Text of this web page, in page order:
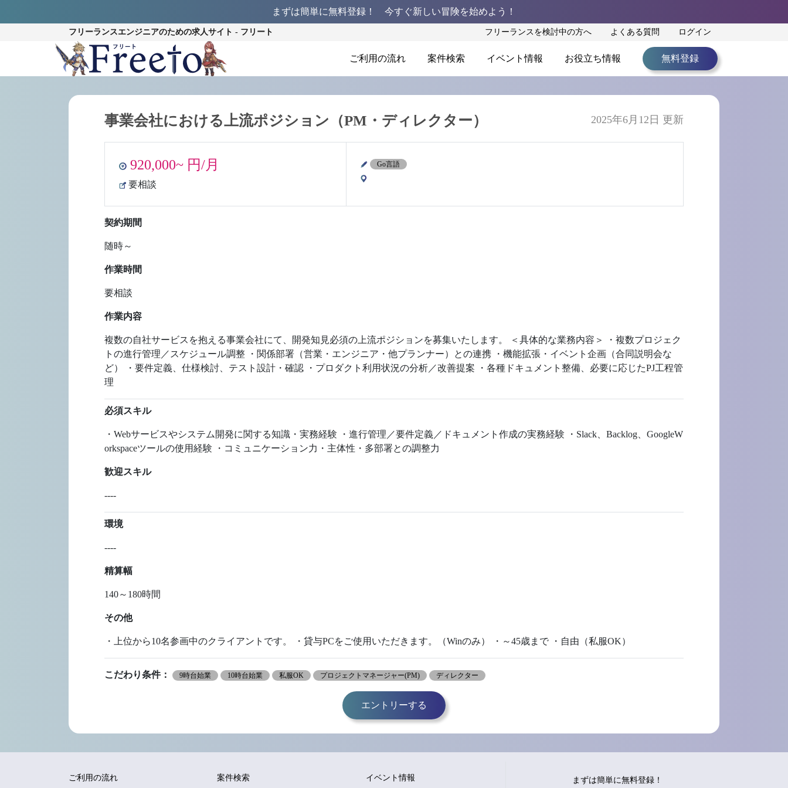
まずは簡単に無料登録！ 今すぐ新しい冒険を始めよう！
フリーランスエンジニアのための求人サイト - フリート フリーランスを検討中の方へ よくある質問 ログイン
ご利用の流れ 案件検索 イベント情報 お役立ち情報 無料登録
事業会社における上流ポジション（PM・ディレクター） 2025年6月12日 更新
920,000~ 円/月
要相談
Go言語
契約期間
随時～
作業時間
要相談
作業内容
複数の自社サービスを抱える事業会社にて、開発知見必須の上流ポジションを募集いたします。 ＜具体的な業務内容＞ ・複数プロジェク
トの進行管理／スケジュール調整 ・関係部署（営業・エンジニア・他プランナー）との連携 ・機能拡張・イベント企画（合同説明会な
ど） ・要件定義、仕様検討、テスト設計・確認 ・プロダクト利用状況の分析／改善提案 ・各種ドキュメント整備、必要に応じたPJ工程管
理
必須スキル
・Webサービスやシステム開発に関する知識・実務経験 ・進行管理／要件定義／ドキュメント作成の実務経験 ・Slack、Backlog、GoogleW
orkspaceツールの使用経験 ・コミュニケーション力・主体性・多部署との調整力
歓迎スキル
----
環境
----
精算幅
140～180時間
その他
・上位から10名参画中のクライアントです。 ・貸与PCをご使用いただきます。（Winのみ） ・～45歳まで ・自由（私服OK）
こだわり条件： 9時台始業 10時台始業 私服OK プロジェクトマネージャー(PM) ディレクター
エントリーする
ご利用の流れ 案件検索 イベント情報 まずは簡単に無料登録！